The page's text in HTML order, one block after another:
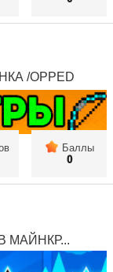
/OPPED
Баллы
0
МАЙНКР...